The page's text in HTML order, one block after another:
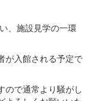
、施設見学の一環
が入館される予定で
ので通常より騒がし